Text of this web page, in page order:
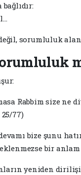
değil, sorumluluk
Rabbim size ne
77)
bize şunu
bir
yeniden